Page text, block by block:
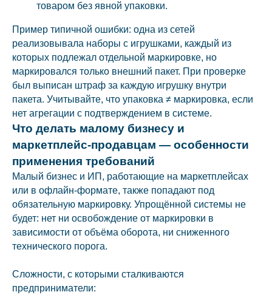
товаром без явной упаковки.
Пример типичной ошибки: одна из сетей
реализовывала наборы с игрушками, каждый из
которых подлежал отдельной маркировке, но
маркировался только внешний пакет. При проверке
был выписан штраф за каждую игрушку внутри
пакета. Учитывайте, что упаковка ≠ маркировка, если
нет агрегации с подтверждением в системе.
Что делать малому бизнесу и
маркетплейс-продавцам — особенности
применения требований
Малый бизнес и ИП, работающие на маркетплейсах
или в офлайн-формате, также попадают под
обязательную маркировку. Упрощённой системы не
будет: нет ни освобождение от маркировки в
зависимости от объёма оборота, ни сниженного
технического порога.
Сложности, с которыми сталкиваются
предприниматели: